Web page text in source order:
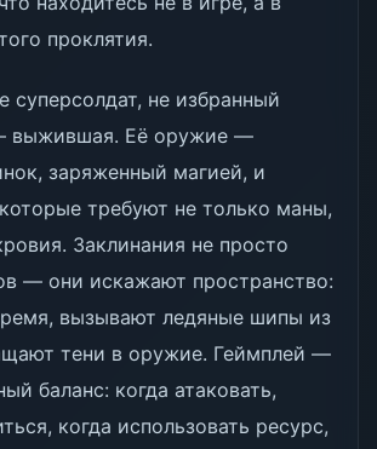
проклятия.
суперсолдат, не избранный
выжившая. Её оружие —
заряженный магией, и
требуют не только маны,
Заклинания не просто
— они искажают пространство:
вызывают ледяные шипы из
тени в оружие. Геймплей —
баланс: когда атаковать,
когда использовать ресурс,